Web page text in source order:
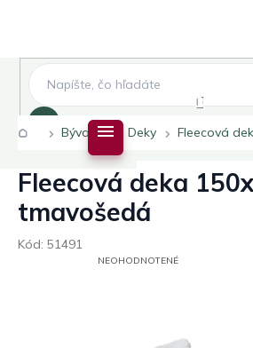
Domov
Bývanie Deky Fleecová
Fleecová deka
tmavošedá
Kód: 51491
PRIEMERNÉNEOHODNOTENÉ